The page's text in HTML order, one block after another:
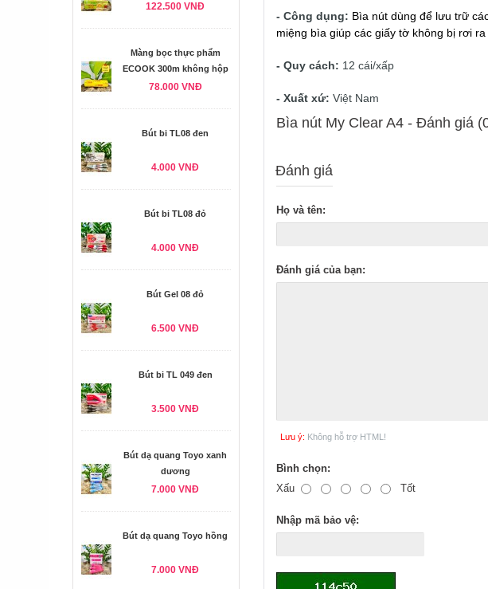
122.500 VNĐ
Màng bọc thực phẩm
ECOOK 300m không hộp
78.000 VNĐ
Bút bi TL08 đen
4.000 VNĐ
Bút bi TL08 đỏ
4.000 VNĐ
Bút Gel 08 đỏ
6.500 VNĐ
Bút bi TL 049 đen
3.500 VNĐ
Bút dạ quang Toyo xanh
dương
7.000 VNĐ
Bút dạ quang Toyo hồng
7.000 VNĐ
- Công dụng: Bìa nút dùng để lưu trữ
miệng bìa giúp các giấy tờ không bị rơi ra
- Quy cách: 12 cái/xấp
- Xuất xứ: Việt Nam
Bìa nút My Clear A4 - Ðánh giá
Đánh giá
Họ và tên:
Đánh giá của bạn:
Lưu ý: Không hỗ trợ HTML!
Bình chọn:
Xấu
Tốt
Nhập mã bảo vệ: